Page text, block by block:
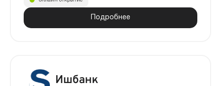
Подробнее
Ишбанк